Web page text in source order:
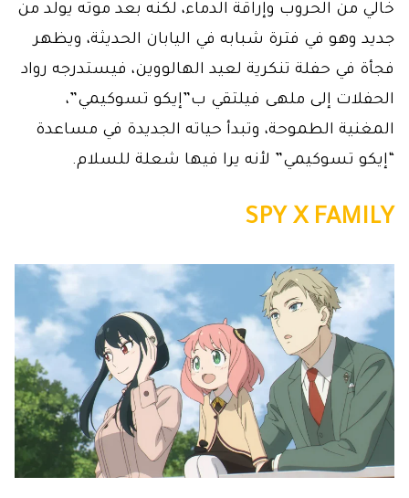
خالي من الحروب وإراقة الدماء، لكنه بعد موته يولد من
جديد وهو في فترة شبابه في اليابان الحديثة، ويظهر
فجأة في حفلة تنكرية لعيد الهالووين، فيستدرجه رواد
الحفلات إلى ملهى فيلتقي ب”إيكو تسوكيمي”،
المغنية الطموحة، وتبدأ حياته الجديدة في مساعدة
“إيكو تسوكيمي” لأنه يرا فيها شعلة للسلام.
SPY X FAMILY